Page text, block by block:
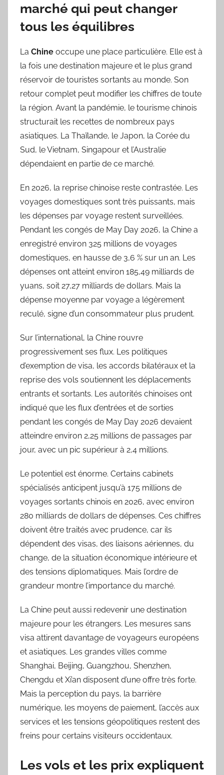
marché qui peut changer
tous les équilibres
La Chine occupe une place particulière. Elle est à
la fois une destination majeure et le plus grand
réservoir de touristes sortants au monde. Son
retour complet peut modifier les chiffres de toute
la région. Avant la pandémie, le tourisme chinois
structurait les recettes de nombreux pays
asiatiques. La Thaïlande, le Japon, la Corée du
Sud, le Vietnam, Singapour et l’Australie
dépendaient en partie de ce marché.
En 2026, la reprise chinoise reste contrastée. Les
voyages domestiques sont très puissants, mais
les dépenses par voyage restent surveillées.
Pendant les congés de May Day 2026, la Chine a
enregistré environ 325 millions de voyages
domestiques, en hausse de 3,6 % sur un an. Les
dépenses ont atteint environ 185,49 milliards de
yuans, soit 27,27 milliards de dollars. Mais la
dépense moyenne par voyage a légèrement
reculé, signe d’un consommateur plus prudent.
Sur l’international, la Chine rouvre
progressivement ses flux. Les politiques
d’exemption de visa, les accords bilatéraux et la
reprise des vols soutiennent les déplacements
entrants et sortants. Les autorités chinoises ont
indiqué que les flux d’entrées et de sorties
pendant les congés de May Day 2026 devaient
atteindre environ 2,25 millions de passages par
jour, avec un pic supérieur à 2,4 millions.
Le potentiel est énorme. Certains cabinets
spécialisés anticipent jusqu’à 175 millions de
voyages sortants chinois en 2026, avec environ
280 milliards de dollars de dépenses. Ces chiffres
doivent être traités avec prudence, car ils
dépendent des visas, des liaisons aériennes, du
change, de la situation économique intérieure et
des tensions diplomatiques. Mais l’ordre de
grandeur montre l’importance du marché.
La Chine peut aussi redevenir une destination
majeure pour les étrangers. Les mesures sans
visa attirent davantage de voyageurs européens
et asiatiques. Les grandes villes comme
Shanghai, Beijing, Guangzhou, Shenzhen,
Chengdu et Xi’an disposent d’une offre très forte.
Mais la perception du pays, la barrière
numérique, les moyens de paiement, l’accès aux
services et les tensions géopolitiques restent des
freins pour certains visiteurs occidentaux.
Les vols et les prix expliquent